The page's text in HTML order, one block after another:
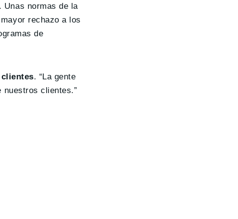
Unas normas de la
rechazo a los
de
. “La gente
clientes.”